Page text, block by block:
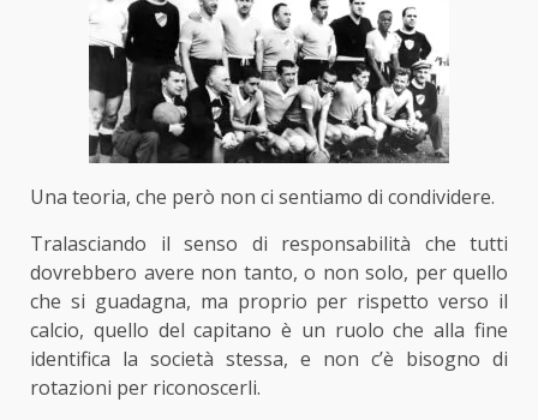
Una teoria, che però non ci sentiamo di condividere.
Tralasciando il senso di responsabilità che tutti
dovrebbero avere non tanto, o non solo, per quello
che si guadagna, ma proprio per rispetto verso il
calcio, quello del capitano è un ruolo che alla fine
identifica la società stessa, e non c’è bisogno di
rotazioni per riconoscerli.